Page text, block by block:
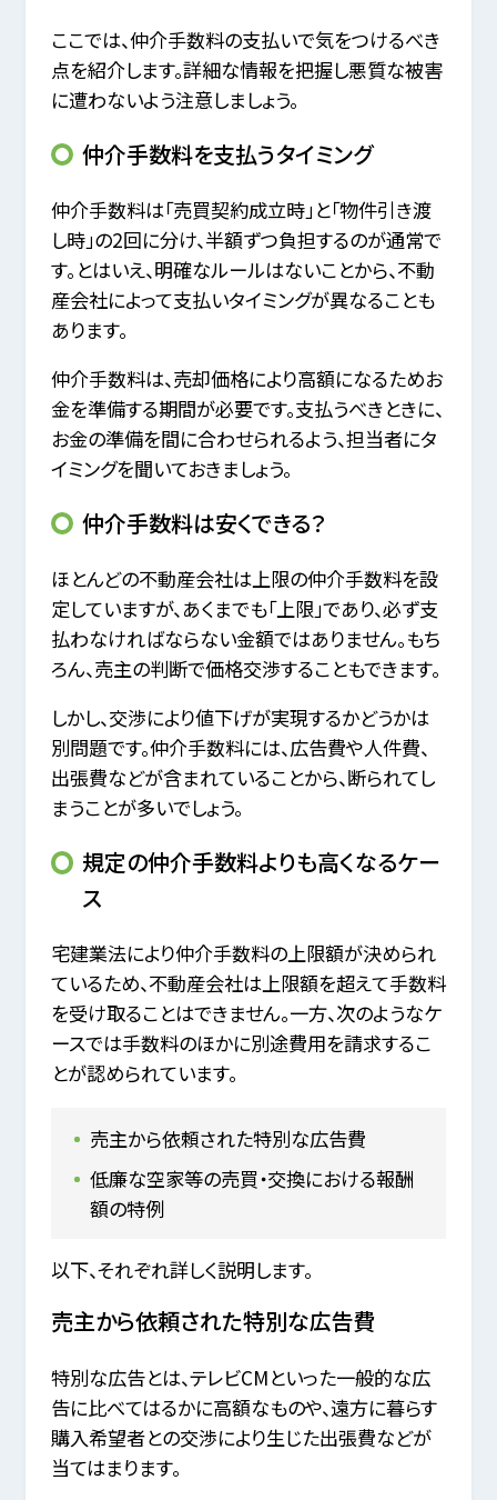
ここでは、仲介手数料の支払いで気をつけるべき
点を紹介します。詳細な情報を把握し悪質な被害
に遭わないよう注意しましょう。
仲介手数料を支払うタイミング
仲介手数料は「売買契約成立時」と「物件引き渡
し時」の2回に分け、半額ずつ負担するのが通常で
す。とはいえ、明確なルールはないことから、不動
産会社によって支払いタイミングが異なることも
あります。
仲介手数料は、売却価格により高額になるためお
金を準備する期間が必要です。支払うべきときに、
お金の準備を間に合わせられるよう、担当者にタ
イミングを聞いておきましょう。
仲介手数料は安くできる？
ほとんどの不動産会社は上限の仲介手数料を設
定していますが、あくまでも「上限」であり、必ず支
払わなければならない金額ではありません。もち
ろん、売主の判断で価格交渉することもできます。
しかし、交渉により値下げが実現するかどうかは
別問題です。仲介手数料には、広告費や人件費、
出張費などが含まれていることから、断られてし
まうことが多いでしょう。
規定の仲介手数料よりも高くなるケー
ス
宅建業法により仲介手数料の上限額が決められ
ているため、不動産会社は上限額を超えて手数料
を受け取ることはできません。一方、次のようなケ
ースでは手数料のほかに別途費用を請求するこ
とが認められています。
売主から依頼された特別な広告費
低廉な空家等の売買・交換における報酬
額の特例
以下、それぞれ詳しく説明します。
売主から依頼された特別な広告費
特別な広告とは、テレビCMといった一般的な広
告に比べてはるかに高額なものや、遠方に暮らす
購入希望者との交渉により生じた出張費などが
当てはまります。